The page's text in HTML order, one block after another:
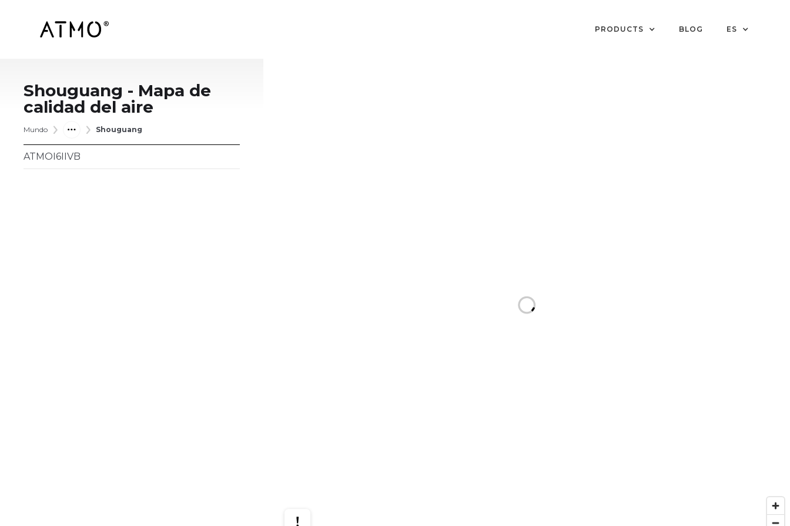
PRODUCTS BLOG ES
Shouguang - Mapa de
calidad del aire
Mundo Shouguang
ATMOI6IIVB